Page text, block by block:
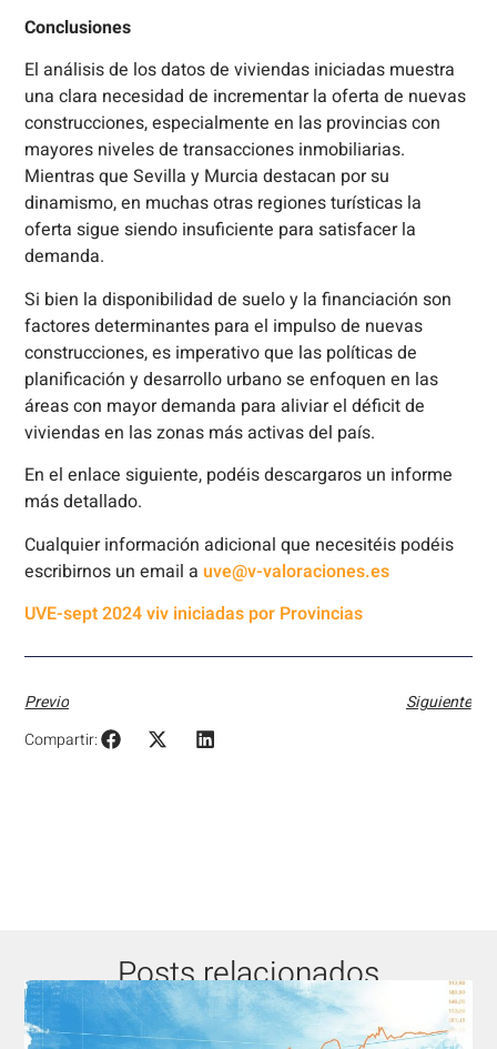
Conclusiones
El análisis de los datos de viviendas iniciadas muestra
una clara necesidad de incrementar la oferta de nuevas
construcciones, especialmente en las provincias con
mayores niveles de transacciones inmobiliarias.
Mientras que Sevilla y Murcia destacan por su
dinamismo, en muchas otras regiones turísticas la
oferta sigue siendo insuficiente para satisfacer la
demanda.
Si bien la disponibilidad de suelo y la financiación son
factores determinantes para el impulso de nuevas
construcciones, es imperativo que las políticas de
planificación y desarrollo urbano se enfoquen en las
áreas con mayor demanda para aliviar el déficit de
viviendas en las zonas más activas del país.
En el enlace siguiente, podéis descargaros un informe
más detallado.
Cualquier información adicional que necesitéis podéis
escribirnos un email auve@v-valoraciones.es
UVE-sept 2024 viv iniciadas por Provincias
Previo
Siguiente
Compartir:
Posts relacionados